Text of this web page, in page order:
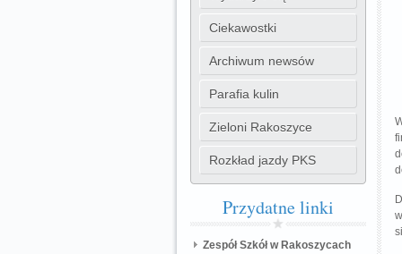
Ciekawostki
Archiwum newsów
Parafia kulin
Zieloni Rakoszyce
Rozkład jazdy PKS
Przydatnelinki
Zespół Szkół w Rakoszycach